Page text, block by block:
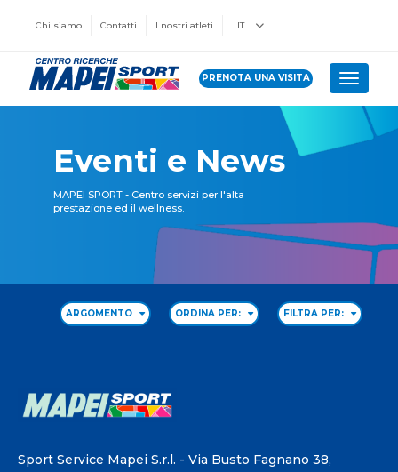
Chi siamo Contatti I nostri atleti IT
PRENOTA UNA VISITA Toggle
Eventi e News
MAPEI SPORT - Centro servizi per l'alta
prestazione ed il wellness.
ARGOMENTO ORDINA PER: FILTRA PER:
Sport Service Mapei S.r.l. - Via Busto Fagnano 38,